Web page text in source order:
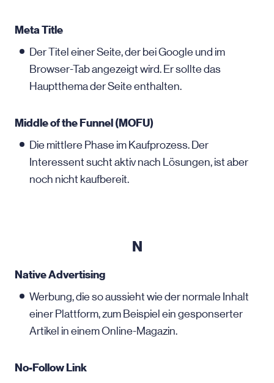
Meta Title
Der Titel einer Seite, der bei Google und im
Browser-Tab angezeigt wird. Er sollte das
Hauptthema der Seite enthalten.
Middle of the Funnel (MOFU)
Die mittlere Phase im Kaufprozess. Der
Interessent sucht aktiv nach Lösungen, ist aber
noch nicht kaufbereit.
N
Native Advertising
Werbung, die so aussieht wie der normale Inhalt
einer Plattform, zum Beispiel ein gesponserter
Artikel in einem Online-Magazin.
No-Follow Link